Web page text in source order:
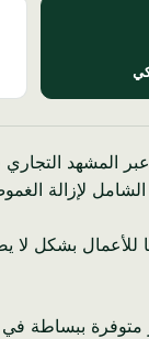
أنحاء العالم عبر
الشامل لإزالة
بشكل لا
ببساطة في